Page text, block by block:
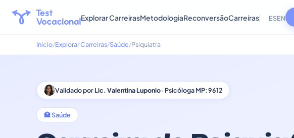
Explorar CarreirasMetodologiaReconversãoCarreiras ESEN
Início Explorar Carreiras Saúde Psiquiatra
Validado porLic. Valentina Luponio· Psicóloga MP: 9612
🏥 Saúde